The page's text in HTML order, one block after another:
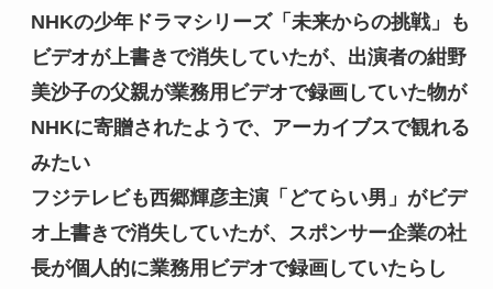
NHKの少年ドラマシリーズ「未来からの挑戦」も
ビデオが上書きで消失していたが、出演者の紺野
美沙子の父親が業務用ビデオで録画していた物が
NHKに寄贈されたようで、アーカイブスで観れる
みたい
フジテレビも西郷輝彦主演「どてらい男」がビデ
オ上書きで消失していたが、スポンサー企業の社
長が個人的に業務用ビデオで録画していたらし